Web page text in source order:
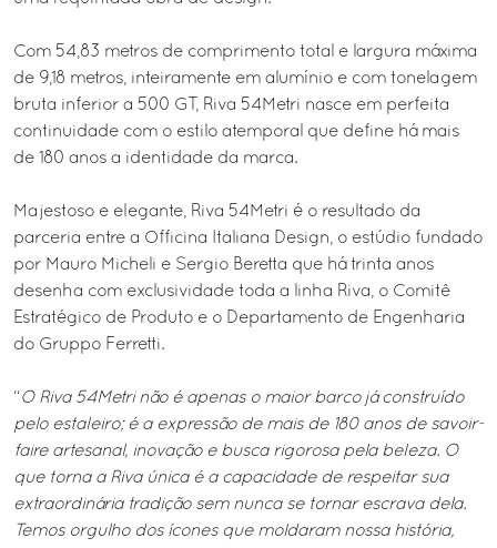
Com 54,83 metros de comprimento total e largura máxima
de 9,18 metros, inteiramente em alumínio e com tonelagem
bruta inferior a 500 GT, Riva 54Metri nasce em perfeita
continuidade com o estilo atemporal que define há mais
de 180 anos a identidade da marca.
Majestoso e elegante, Riva 54Metri é o resultado da
parceria entre a Officina Italiana Design, o estúdio fundado
por Mauro Micheli e Sergio Beretta que há trinta anos
desenha com exclusividade toda a linha Riva, o Comitê
Estratégico de Produto e o Departamento de Engenharia
do Gruppo Ferretti.
“ O Riva 54Metri não é apenas o maior barco já construído
pelo estaleiro; é a expressão de mais de 180 anos de savoir-
faire artesanal, inovação e busca rigorosa pela beleza. O
que torna a Riva única é a capacidade de respeitar sua
extraordinária tradição sem nunca se tornar escrava dela.
Temos orgulho dos ícones que moldaram nossa história,